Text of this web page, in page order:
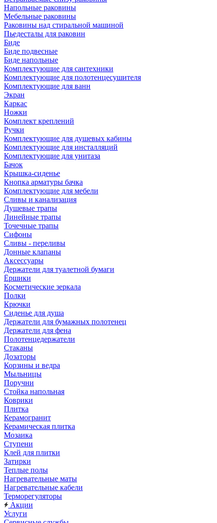
Напольные раковины
Мебельные раковины
Раковины над стиральной машиной
Пьедесталы для раковин
Биде
Биде подвесные
Биде напольные
Комплектующие для сантехники
Комплектующие для полотенцесушителя
Комплектующие для ванн
Экран
Каркас
Ножки
Комплект креплений
Ручки
Комплектующие для душевых кабины
Комплектующие для инсталляций
Комплектующие для унитаза
Бачок
Крышка-сиденье
Кнопка арматуры бачка
Комплектующие для мебели
Сливы и канализация
Душевые трапы
Линейные трапы
Точечные трапы
Сифоны
Сливы - переливы
Донные клапаны
Аксессуары
Держатели для туалетной бумаги
Ёршики
Косметические зеркала
Полки
Крючки
Сиденье для душа
Держатели для бумажных полотенец
Держатели для фена
Полотенцедержатели
Стаканы
Дозаторы
Корзины и ведра
Мыльницы
Поручни
Стойка напольная
Коврики
Плитка
Керамогранит
Керамическая плитка
Мозаика
Ступени
Клей для плитки
Затирки
Теплые полы
Нагревательные маты
Нагревательные кабели
Терморегуляторы
Акции
Услуги